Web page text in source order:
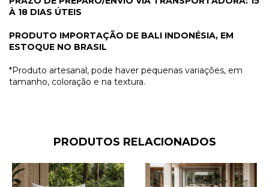
À 18 DIAS ÚTEIS
PRODUTO IMPORTAÇÃO DE BALI INDONÉSIA, EM
ESTOQUE NO BRASIL
*Produto artesanal, pode haver pequenas variações, em
tamanho, coloração e na textura.
PRODUTOS RELACIONADOS